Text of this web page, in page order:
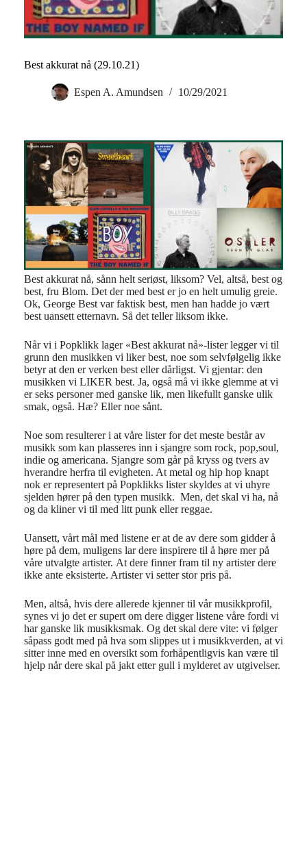
Best akkurat nå (29.10.21)
Espen A. Amundsen 10/29/2021
Best akkurat nå, sånn helt seriøst, liksom? Vel, altså, best og
best, fru Blom. Det der med best er jo en helt umulig greie.
Ok, George Best var faktisk best, men han hadde jo vært
best uansett etternavn. Så det teller liksom ikke.
Når vi i Popklikk lager «Best akkurat nå»-lister legger vi til
grunn den musikken vi liker best, noe som selvfølgelig ikke
betyr at den er verken best eller dårligst. Vi gjentar: den
musikken vi LIKER best. Ja, også må vi ikke glemme at vi
er seks personer med ganske lik, men likefullt ganske ulik
smak, også. Hæ? Eller noe sånt.
Noe som resulterer i at våre lister for det meste består av
musikk som kan plasseres inn i sjangre som rock, pop,soul,
indie og americana. Sjangre som går på kryss og tvers av
hverandre herfra til evigheten. At metal og hip hop knapt
nok er representert på Popklikks lister skyldes at vi uhyre
sjelden hører på den typen musikk. Men, det skal vi ha, nå
og da kliner vi til med litt punk eller reggae.
Uansett, vårt mål med listene er at de av dere som gidder å
høre på dem, muligens lar dere inspirere til å høre mer på
våre utvalgte artister. At dere finner fram til ny artister dere
ikke ante eksisterte. Artister vi setter stor pris på.
Men, altså, hvis dere allerede kjenner til vår musikkprofil,
synes vi jo det er supert om dere digger listene våre fordi vi
har ganske lik musikksmak. Og det skal dere vite: vi følger
såpass godt med på hva som slippes ut i musikkverden, at vi
sitter inne med en oversikt som forhåpentligvis kan være til
hjelp når dere skal på jakt etter gull i mylderet av utgivelser.